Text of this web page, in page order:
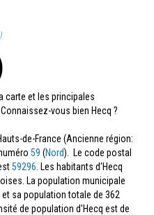
carte et les principales
vous bien Hecq ?
de-France (Ancienne région:
59 (Nord). Le code postal
59296 . Les habitants d'Hecq
La population municipale
sa population totale de 362
de population d'Hecq est de